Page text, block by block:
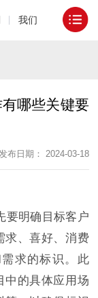
我们
哪些关键要
发布日期： 2024-03-18
要明确目标客户
求、喜好、消费
求的标识。此
中的具体应用场